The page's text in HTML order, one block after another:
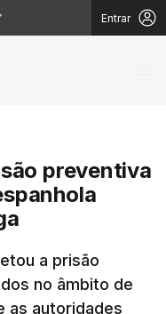
Entrar
em
preventiva
a prisão
no âmbito de
as autoridades